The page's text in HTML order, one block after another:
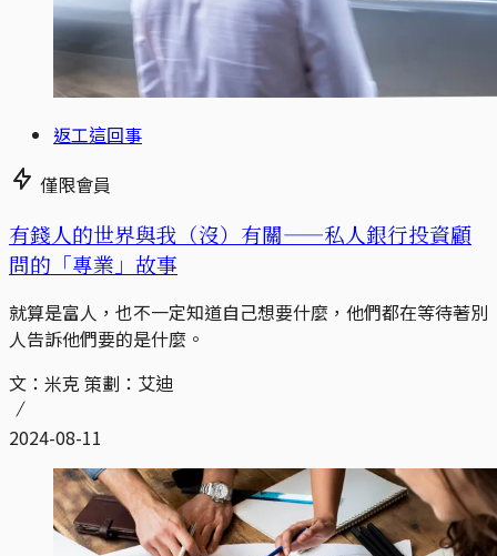
返工這回事
僅限會員
有錢人的世界與我（沒）有關——私人銀行投資顧
問的「專業」故事
就算是富人，也不一定知道自己想要什麼，他們都在等待著別
人告訴他們要的是什麼。
文：米克 策劃：艾迪
2024-08-11